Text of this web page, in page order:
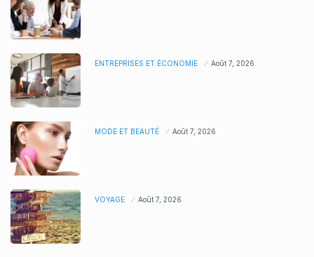
ENTREPRISES ET ÉCONOMIE Août 7, 2026
MODE ET BEAUTÉ Août 7, 2026
VOYAGE Août 7, 2026